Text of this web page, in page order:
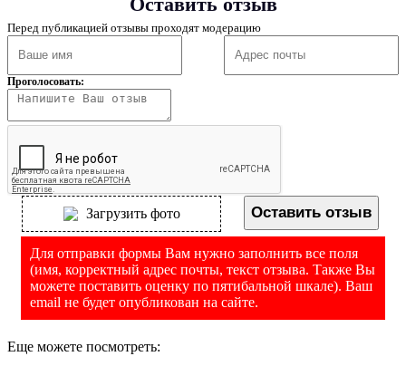
Перед публикацией отзывы проходят модерацию
Проголосовать:
Загрузить фото Оставить отзыв
Для отправки формы Вам нужно заполнить все поля
(имя, корректный адрес почты, текст отзыва. Также Вы
можете поставить оценку по пятибальной шкале). Ваш
email не будет опубликован на сайте.
Еще можете посмотреть: